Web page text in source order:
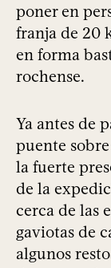
poner en
franja de 20
en forma
rochense.
Ya antes de
puente
la fuerte
de la
cerca de las
gaviotas de
algunos